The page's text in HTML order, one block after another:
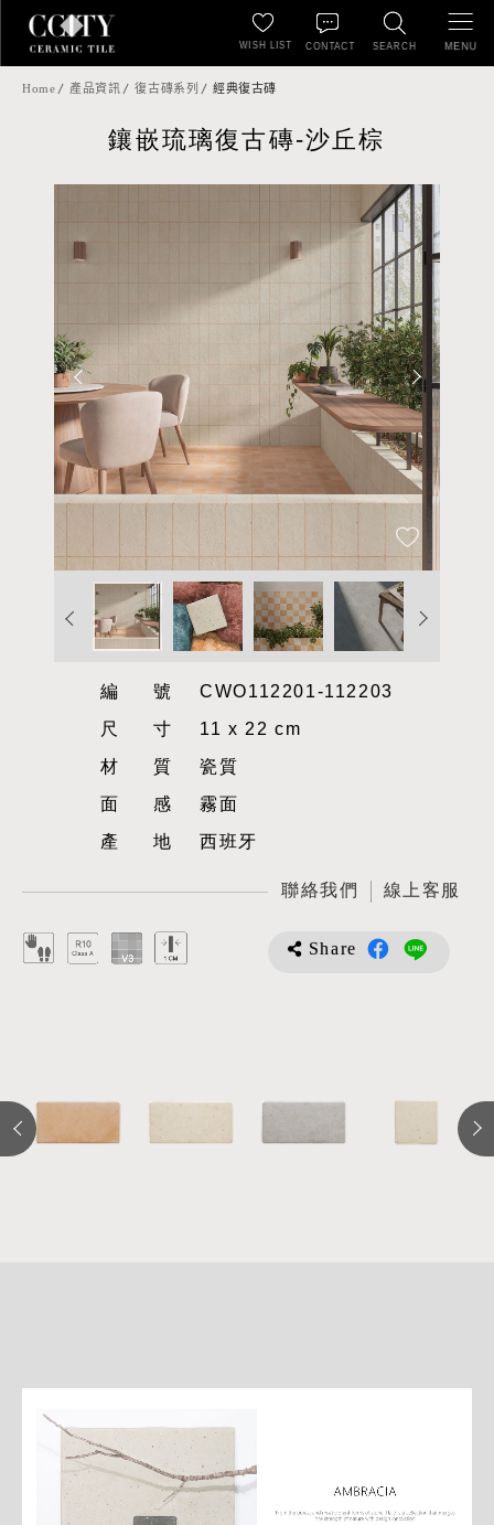
SEARCH
WISH LIST CONTACT MENU
Home 產品資訊 復古磚系列 經典復古磚
鑲嵌琉璃復古磚-沙丘棕
編號CWO112201-112203
尺寸11 x 22 cm
材質瓷質
面感霧面
產地西班牙
聯絡我們 線上客服
Share